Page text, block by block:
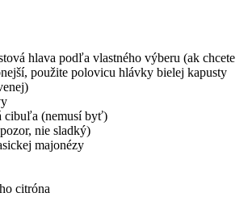
hlava podľa vlastného výberu (ak chcete
použite polovicu hlávky bielej kapusty
cibuľa (nemusí byť)
nie sladký)
majonézy
citróna